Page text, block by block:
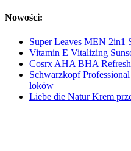
Nowości:
Super Leaves MEN 2in1
Vitamin E Vitalizing
Cosrx AHA BHA
Schwarzkopf
loków
Liebe die Natur Krem